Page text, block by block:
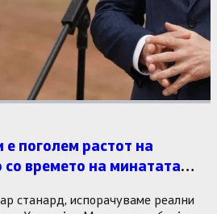
поголем растот на
времето на минатата
станард, испорачуваме реални